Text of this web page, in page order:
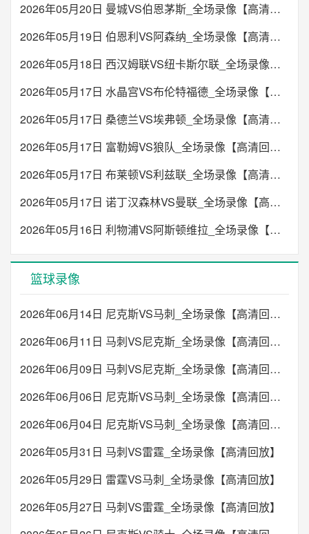
2026年05月20日 曼城VS伯恩茅斯_全场录像【高清回放】
2026年05月19日 伯恩利VS阿森纳_全场录像【高清回放】
2026年05月18日 西汉姆联VS纽卡斯尔联_全场录像【高清回放】
2026年05月17日 水晶宫VS布伦特福德_全场录像【高清回放】
2026年05月17日 桑德兰VS埃弗顿_全场录像【高清回放】
2026年05月17日 富勒姆VS狼队_全场录像【高清回放】
2026年05月17日 布莱顿VS利兹联_全场录像【高清回放】
2026年05月17日 诺丁汉森林VS曼联_全场录像【高清回放】
2026年05月16日 利物浦VS阿斯顿维拉_全场录像【高清回放】
篮球录像
2026年06月14日 尼克斯VS马刺_全场录像【高清回放】
2026年06月11日 马刺VS尼克斯_全场录像【高清回放】
2026年06月09日 马刺VS尼克斯_全场录像【高清回放】
2026年06月06日 尼克斯VS马刺_全场录像【高清回放】
2026年06月04日 尼克斯VS马刺_全场录像【高清回放】
2026年05月31日 马刺VS雷霆_全场录像【高清回放】
2026年05月29日 雷霆VS马刺_全场录像【高清回放】
2026年05月27日 马刺VS雷霆_全场录像【高清回放】